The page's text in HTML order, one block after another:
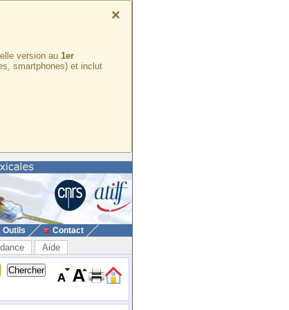
×
version au 1er
smartphones) et inclut
Outils Contact
Aide